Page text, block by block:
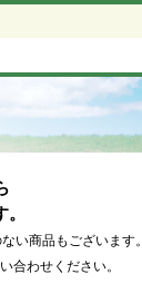
い商品もございます。
合わせください。